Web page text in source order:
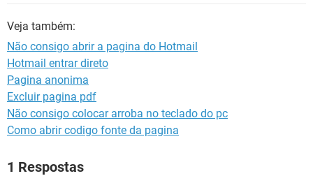
Veja também:
Não consigo abrir a pagina do Hotmail
Hotmail entrar direto
Pagina anonima
Excluir pagina pdf
Não consigo colocar arroba no teclado do pc
Como abrir codigo fonte da pagina
1 Respostas